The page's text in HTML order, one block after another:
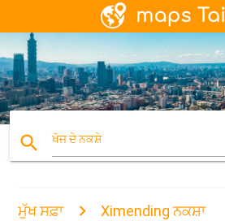
search ਖੋਜ ਦੇ ਨਕਸ਼ੇ
ਮੁੱਖ ਸਫ਼ਾ Ximending ਨਕਸ਼ਾ